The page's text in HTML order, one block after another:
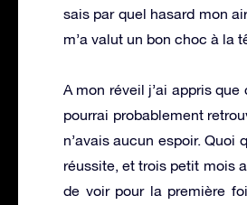
sais par quel hasard mon
m’a valut un bon choc à la
A mon réveil j’ai appris
pourrai probablement
n’avais aucun espoir. Quoi
réussite, et trois petit mois
de voir pour la première